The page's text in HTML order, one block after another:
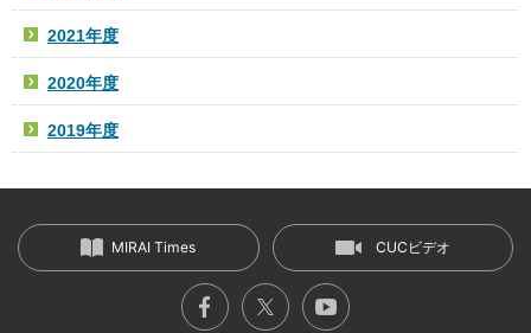
2021年度
2020年度
2019年度
MIRAI Times CUCビデオ